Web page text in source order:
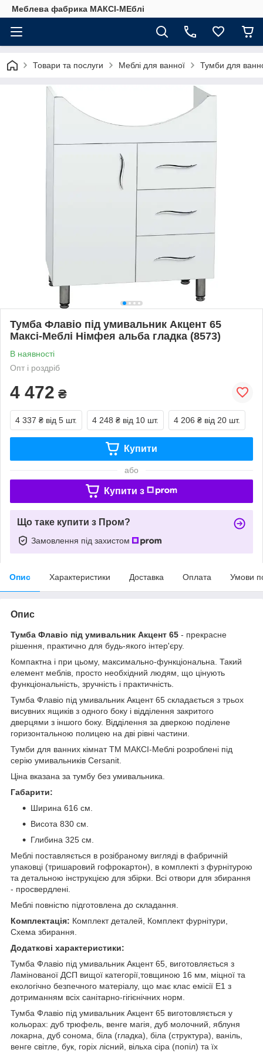
Меблева фабрика МАКСІ-МЕблі
Товари та послуги Меблі для ванної Тумби для
Тумба Флавіо під умивальник Акцент 65
Максі-Меблі Німфея альба гладка (8573)
В наявності
Опт і роздріб
4 472 ₴
4 337 ₴ від 5 шт. 4 248 ₴ від 10 шт. 4 206 ₴ від 20 шт.
Купити
або
Купити з
Що таке купити з Пром?
Замовлення під захистом
Опис Характеристики Доставка Оплата Умови
Опис
Тумба Флавіо під умивальник Акцент 65 - прекрасне
рішення, практично для будь-якого інтер'єру.
Компактна і при цьому, максимально-функціональна. Такий
елемент меблів, просто необхідний людям, що цінують
функціональність, зручність і практичність.
Тумба Флавіо під умивальник Акцент 65 складається з трьох
висувних ящиків з одного боку і відділення закритого
дверцями з іншого боку. Відділення за дверкою поділене
горизонтальною полицею на дві рівні частини.
Тумби для ванних кімнат ТМ МАКСІ-Меблі розроблені під
серію умивальників Cersanit.
Ціна вказана за тумбу без умивальника.
Габарити:
Ширина 616 см.
Висота 830 см.
Глибина 325 см.
Меблі поставляється в розібраному вигляді в фабричній
упаковці (тришаровий гофрокартон), в комплекті з фурнітурою
та детальною інструкцією для збірки. Всі отвори для збирання
- просвердлені.
Меблі повністю підготовлена до складання.
Комплектація: Комплект деталей, Комплект фурнітури,
Схема збирання.
Додаткові характеристики:
Тумба Флавіо під умивальник Акцент 65, виготовляється з
Ламінованої ДСП вищої категорії,товщиною 16 мм, міцної та
екологічно безпечного матеріалу, що має клас емісії Е1 з
дотриманням всіх санітарно-гігієнічних норм.
Тумба Флавіо під умивальник Акцент 65 виготовляється у
кольорах: дуб трюфель, венге магія, дуб молочний, яблуня
локарна, дуб сонома, біла (гладка), біла (структура), ваніль,
венге світле, бук, горіх лісний, вільха сіра (попіл) та їх